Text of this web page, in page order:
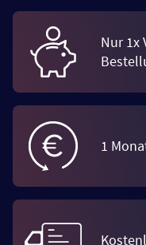
Nur 1x
1